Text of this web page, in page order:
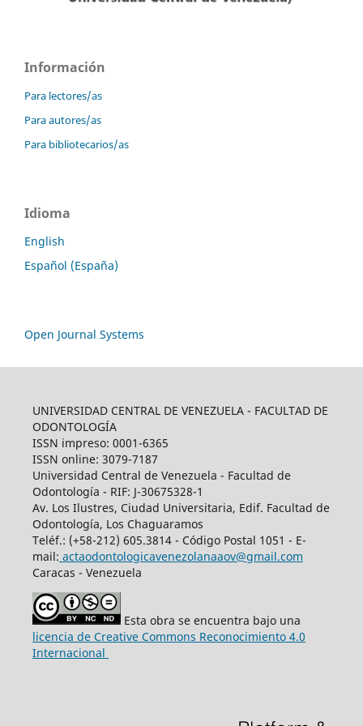
Información
Para lectores/as
Para autores/as
Para bibliotecarios/as
Idioma
English
Español (España)
Open Journal Systems
UNIVERSIDAD CENTRAL DE VENEZUELA - FACULTAD DE
ODONTOLOGÍA
ISSN impreso: 0001-6365
ISSN online: 3079-7187
Universidad Central de Venezuela - Facultad de
Odontología - RIF: J-30675328-1
Av. Los Ilustres, Ciudad Universitaria, Edif. Facultad de
Odontología, Los Chaguaramos
Teléf.: (+58-212) 605.3814 - Código Postal 1051 - E-
mail: actaodontologicavenezolanaaov@gmail.com
Caracas - Venezuela
Esta obra se encuentra bajo una
licencia de Creative Commons Reconocimiento 4.0
Internacional